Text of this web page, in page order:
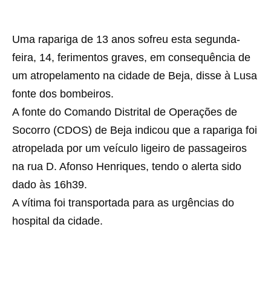
Uma rapariga de 13 anos sofreu esta segunda-
feira, 14, ferimentos graves, em consequência de
um atropelamento na cidade de Beja, disse à Lusa
fonte dos bombeiros.
A fonte do Comando Distrital de Operações de
Socorro (CDOS) de Beja indicou que a rapariga foi
atropelada por um veículo ligeiro de passageiros
na rua D. Afonso Henriques, tendo o alerta sido
dado às 16h39.
A vítima foi transportada para as urgências do
hospital da cidade.